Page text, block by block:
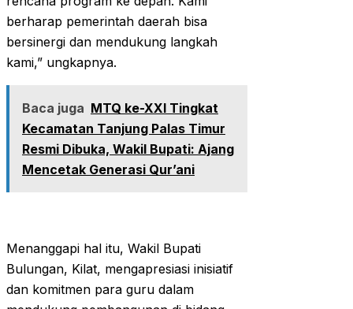
berharap pemerintah daerah bisa
bersinergi dan mendukung langkah
kami,” ungkapnya.
Baca juga MTQ ke-XXI Tingkat
Kecamatan Tanjung Palas Timur
Resmi Dibuka, Wakil Bupati: Ajang
Mencetak Generasi Qur’ani
Menanggapi hal itu, Wakil Bupati
Bulungan, Kilat, mengapresiasi inisiatif
dan komitmen para guru dalam